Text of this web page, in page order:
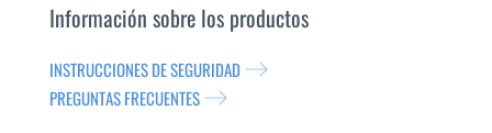
Información sobre los productos
INSTRUCCIONES DE SEGURIDAD
PREGUNTAS FRECUENTES